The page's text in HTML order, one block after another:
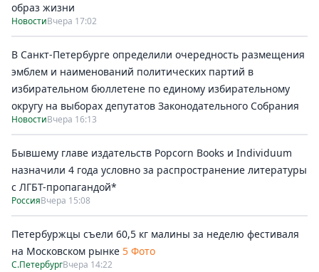
образ жизни
НовостиВчера 17:02
В Санкт-Петербурге определили очередность размещения
эмблем и наименований политических партий в
избирательном бюллетене по единому избирательному
округу на выборах депутатов Законодательного Собрания
НовостиВчера 16:13
Бывшему главе издательств Popcorn Books и Individuum
назначили 4 года условно за распространение литературы
с ЛГБТ-пропагандой*
РоссияВчера 15:08
Петербуржцы съели 60,5 кг малины за неделю фестиваля
на Московском рынке 5 Фото
С.ПетербургВчера 14:22